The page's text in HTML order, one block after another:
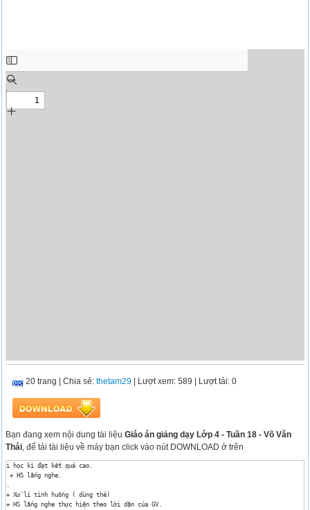
20 trang |Chia sẻ:thetam29 | Lượt xem: 589 | Lượt tải: 0
Bạn đang xem nội dung tài liệuGiáo án giảng dạy Lớp 4 - Tuần 18 - Võ Văn
Thái, để tải tài liệu về máy bạn click vào nút DOWNLOAD ở trên
i học kì đạt kết quả cao.
+ HS lắng nghe.
+ Xử lí tình huống ( dùng thẻ)
+ HS lắng nghe thực hiện theo lời dặn của GV.